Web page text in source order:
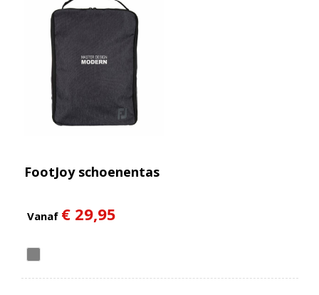
FootJoy schoenentas
Vanaf € 29,95